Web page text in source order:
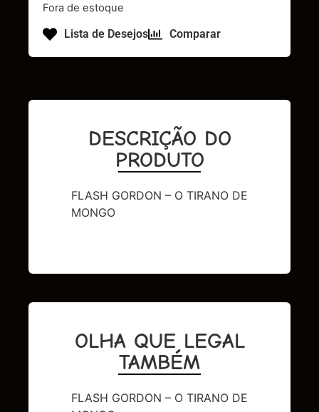
Fora de estoque
Lista de Desejos Comparar
DESCRIÇÃO DO
PRODUTO
FLASH GORDON – O TIRANO DE
MONGO
OLHA QUE LEGAL
TAMBÉM
FLASH GORDON – O TIRANO DE